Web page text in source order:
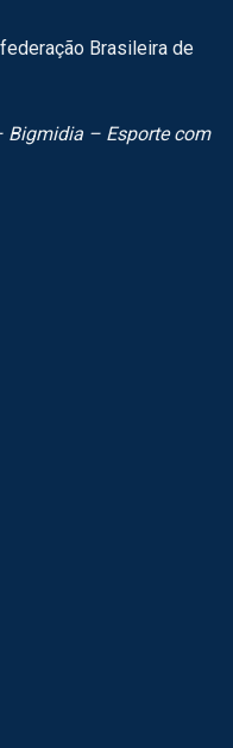
Brasileira de
Bigmidia – Esporte com